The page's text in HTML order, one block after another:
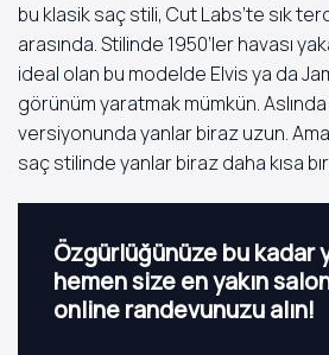
bu klasik saç stili, Cut Labs’te sık
arasında. Stilinde 1950’ler havası
ideal olan bu modelde Elvis ya da
görünüm yaratmak mümkün.
versiyonunda yanlar biraz uzun.
saç stilinde yanlar biraz daha kısa
Özgürlüğünüze bu kadar
hemen size en yakın
online randevunuzu alın!